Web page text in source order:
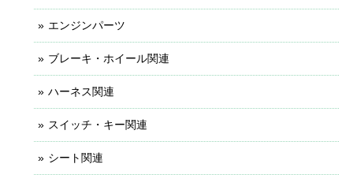
エンジンパーツ
ブレーキ・ホイール関連
ハーネス関連
スイッチ・キー関連
シート関連